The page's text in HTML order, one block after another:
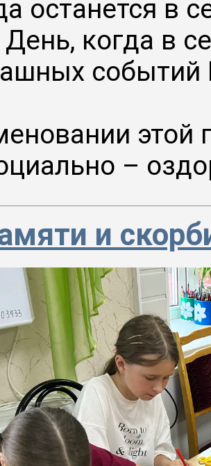
останется в
когда в
событий
этой
–
и